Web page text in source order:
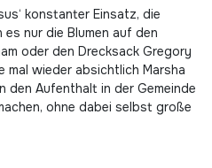
konstanter Einsatz, die
nur die Blumen auf den
oder den Drecksack Gregory
mal wieder absichtlich Marsha
den Aufenthalt in der Gemeinde
ohne dabei selbst große